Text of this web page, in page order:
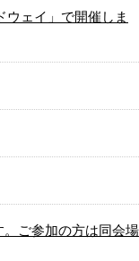
ウェイ」で開催しま
ご参加の方は同会場